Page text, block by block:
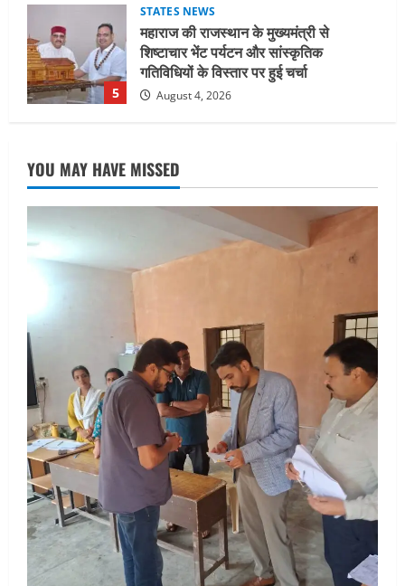
1
UTTARAKHAND NEWS
जिलाधिकारी/जिला निर्वाचन अधिकारी ने
सहसपुर विधानसभा क्षेत्र के पोलिंग बूथों का
निरीक्षण कर एसआईआर आपत्ति निस्तारण
शिविर की व्यवस्थाओं का लिया जायजा
2
तीलू रौतेली पुरस्कार के लिए 13 वीरांगनाओं का
चयन : रेखा आर्या
August 6, 2026
UTTARAKHAND NEWS
मिस उत्तराखंड 2026 के सब-कॉन्टेस्ट ‘मिस
August 5, 2026
4
UTTARAKHAND NEWS
एमआईटी वर्ल्ड पीस यूनिवर्सिटी और जर्मनी के
बीएसबीआई के बीच समझौता; भारतीय छात्रों
को मिलेंगे वैश्विक अवसर
August 5, 2026
STATES NEWS
महाराज की राजस्थान के मुख्यमंत्री से
शिष्टाचार भेंट पर्यटन और सांस्कृतिक
गतिविधियों के विस्तार पर हुई चर्चा
August 4, 2026
YOU MAY HAVE MISSED